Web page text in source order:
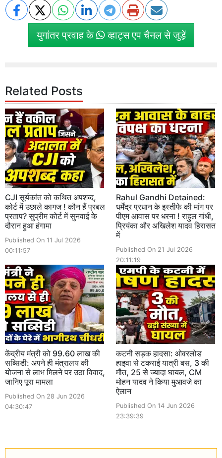
युगांतर प्रवाह के व्हाट्स एप चैनल से जुड़ें
Related Posts
CJI सूर्यकांत को कथित अपशब्द,
कोर्ट में उछाले कागज ! कौन हैं प्रबल
प्रताप? सुप्रीम कोर्ट में सुनवाई के
दौरान हुआ हंगामा
Published On 11 Jul 2026
00:11:57
Rahul Gandhi Detained:
धर्मेंद्र प्रधान के इस्तीफे की मांग पर
पीएम आवास पर धरना ! राहुल गांधी,
प्रियंका और अखिलेश यादव हिरासत
में
Published On 21 Jul 2026
20:11:19
केंद्रीय मंत्री को 99.60 लाख की
सब्सिडी: अपने ही मंत्रालय की
योजना से लाभ मिलने पर उठा विवाद,
जानिए पूरा मामला
Published On 28 Jun 2026
04:30:47
कटनी सड़क हादसा: ओवरलोड
हाइवा से टकराई यात्री बस, 3 की
मौत, 25 से ज्यादा घायल, CM
मोहन यादव ने किया मुआवजे का
ऐलान
Published On 14 Jun 2026
23:39:39